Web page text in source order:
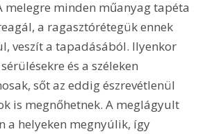
melegre minden műanyag tapéta
a ragasztórétegük ennek
veszít a tapadásából. Ilyenkor
és a széleken
sőt az eddig észrevétlenül
is megnőhetnek. A meglágyult
a helyeken megnyúlik, így